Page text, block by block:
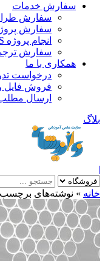
سفارش خدمات
سفارش طراحی
سفارش پروژه
انجام پروژه SPSS
سفارش ترجمه
همکاری با ما
درخواست تدریس
فروش فایل و
ارسال مطلب
»نوشته‌های برچسب